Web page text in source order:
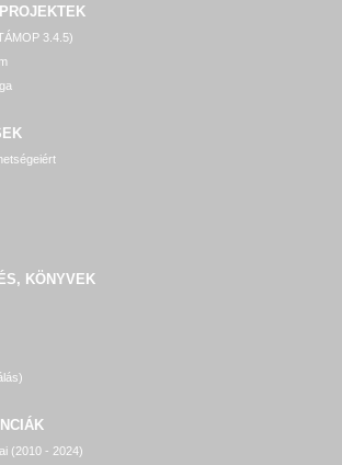
PROJEKTEK
3.4.5)
KÖNYVEK
(2010 - 2024)